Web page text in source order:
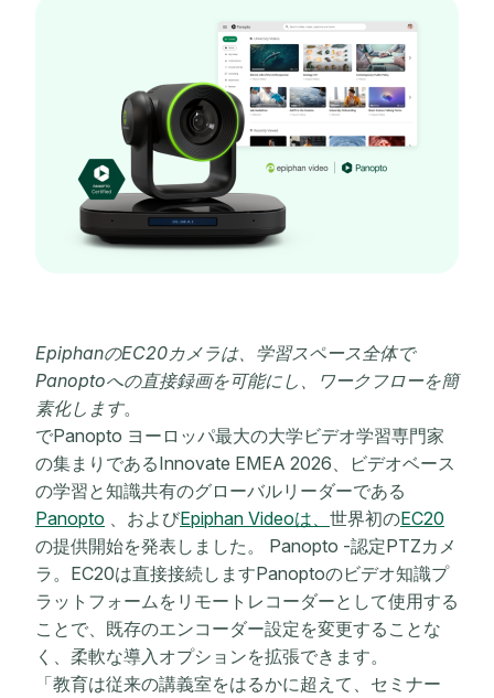
EpiphanのEC20カメラは、学習スペース全体で
Panoptoへの直接録画を可能にし、ワークフローを簡
素化します。
でPanopto ヨーロッパ最大の大学ビデオ学習専門家
の集まりであるInnovate EMEA 2026、ビデオベース
の学習と知識共有のグローバルリーダーである
Panopto 、およびEpiphan Videoは、 世界初のEC20
の提供開始を発表しました。 Panopto -認定PTZカメ
ラ。EC20は直接接続しますPanoptoのビデオ知識プ
ラットフォームをリモートレコーダーとして使用する
ことで、既存のエンコーダー設定を変更することな
く、柔軟な導入オプションを拡張できます。
「教育は従来の講義室をはるかに超えて、セミナー